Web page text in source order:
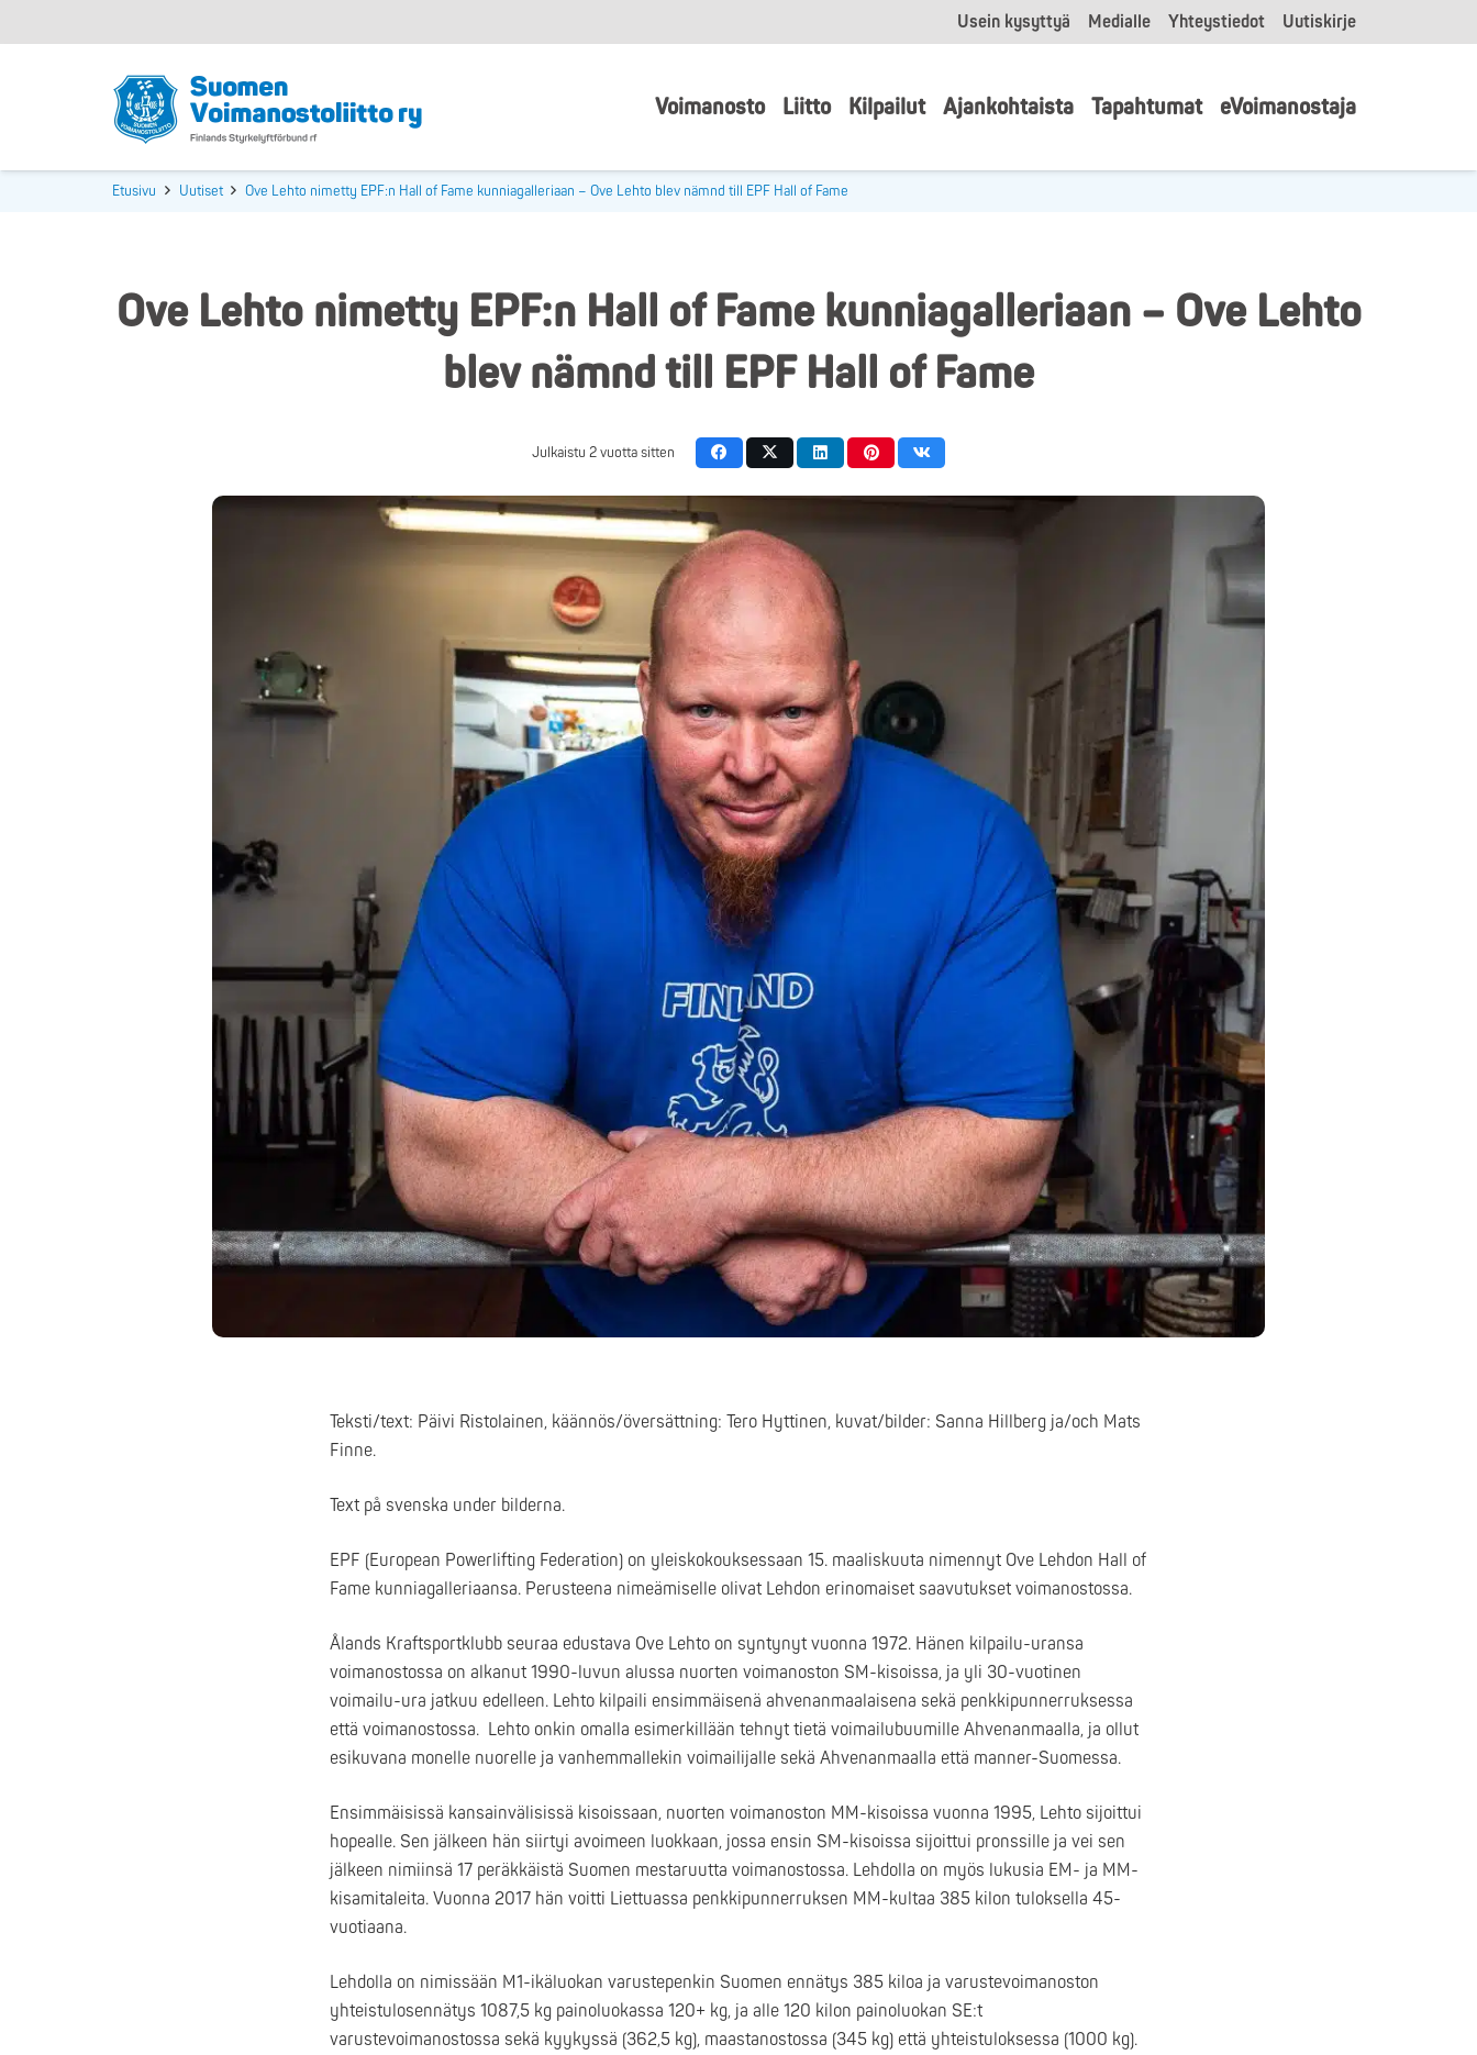
Usein kysyttyä Medialle Yhteystiedot Uutiskirje
Voimanosto Liitto Kilpailut Ajankohtaista Tapahtumat eVoimanostaja
Etusivu Uutiset Ove Lehto nimetty EPF:n Hall of Fame kunniagalleriaan – Ove Lehto blev nämnd till EPF Hall of Fame
Ove Lehto nimetty EPF:n Hall of Fame kunniagalleriaan – Ove Lehto
blev nämnd till EPF Hall of Fame
Julkaistu 2 vuotta sitten
Teksti/text: Päivi Ristolainen, käännös/översättning: Tero Hyttinen, kuvat/bilder: Sanna Hillberg ja/och Mats
Finne.
Text på svenska under bilderna.
EPF (European Powerlifting Federation) on yleiskokouksessaan 15. maaliskuuta nimennyt Ove Lehdon Hall of
Fame kunniagalleriaansa. Perusteena nimeämiselle olivat Lehdon erinomaiset saavutukset voimanostossa.
Ålands Kraftsportklubb seuraa edustava Ove Lehto on syntynyt vuonna 1972. Hänen kilpailu-uransa
voimanostossa on alkanut 1990-luvun alussa nuorten voimanoston SM-kisoissa, ja yli 30-vuotinen
voimailu-ura jatkuu edelleen. Lehto kilpaili ensimmäisenä ahvenanmaalaisena sekä penkkipunnerruksessa
että voimanostossa. Lehto onkin omalla esimerkillään tehnyt tietä voimailubuumille Ahvenanmaalla, ja ollut
esikuvana monelle nuorelle ja vanhemmallekin voimailijalle sekä Ahvenanmaalla että manner-Suomessa.
Ensimmäisissä kansainvälisissä kisoissaan, nuorten voimanoston MM-kisoissa vuonna 1995, Lehto sijoittui
hopealle. Sen jälkeen hän siirtyi avoimeen luokkaan, jossa ensin SM-kisoissa sijoittui pronssille ja vei sen
jälkeen nimiinsä 17 peräkkäistä Suomen mestaruutta voimanostossa. Lehdolla on myös lukusia EM- ja MM-
kisamitaleita. Vuonna 2017 hän voitti Liettuassa penkkipunnerruksen MM-kultaa 385 kilon tuloksella 45-
vuotiaana.
Lehdolla on nimissään M1-ikäluokan varustepenkin Suomen ennätys 385 kiloa ja varustevoimanoston
yhteistulosennätys 1087,5 kg painoluokassa 120+ kg, ja alle 120 kilon painoluokan SE:t
varustevoimanostossa sekä kyykyssä (362,5 kg), maastanostossa (345 kg) että yhteistuloksessa (1000 kg).